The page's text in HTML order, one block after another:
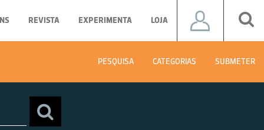
REVISTA EXPERIMENTA LOJA
PESQUISA CATEGORIAS SUBMETER